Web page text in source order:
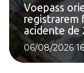
Voepass
registrarem
acidente de
06/08/2026